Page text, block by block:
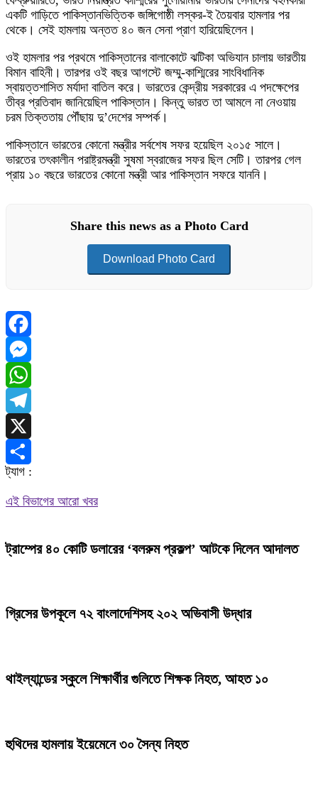
একটি গাড়িতে পাকিস্তানভিত্তিক জঙ্গিগোষ্ঠী লস্কর-ই তৈয়বার হামলার পর
থেকে। সেই হামলায় অন্তত ৪০ জন সেনা প্রাণ হারিয়েছিলেন।
ওই হামলার পর প্রথমে পাকিস্তানের বালাকোটে ঝটিকা অভিযান চালায় ভারতীয়
বিমান বাহিনী। তারপর ওই বছর আগস্টে জম্মু-কাশ্মিরের সাংবিধানিক
স্বায়ত্তশাসিত মর্যাদা বাতিল করে। ভারতের কেন্দ্রীয় সরকারের এ পদক্ষেপের
তীব্র প্রতিবাদ জানিয়েছিল পাকিস্তান। কিন্তু ভারত তা আমলে না নেওয়ায়
চরম তিক্ততায় পৌঁছায় দু’দেশের সম্পর্ক।
পাকিস্তানে ভারতের কোনো মন্ত্রীর সর্বশেষ সফর হয়েছিল ২০১৫ সালে।
ভারতের তৎকালীন পরাষ্ট্রমন্ত্রী সুষমা স্বরাজের সফর ছিল সেটি। তারপর গেল
প্রায় ১০ বছরে ভারতের কোনো মন্ত্রী আর পাকিস্তান সফরে যাননি।
Share this news as a Photo Card
Download Photo Card
Facebook
Messenger
WhatsApp
Telegram
X
Share
ট্যাগ :
এই বিভাগের আরো খবর
ট্রাম্পের ৪০ কোটি ডলারের ‘বলরুম প্রকল্প’ আটকে দিলেন আদালত
গ্রিসের উপকূলে ৭২ বাংলাদেশিসহ ২০২ অভিবাসী উদ্ধার
থাইল্যান্ডের স্কুলে শিক্ষার্থীর গুলিতে শিক্ষক নিহত, আহত ১০
হুথিদের হামলায় ইয়েমেনে ৩০ সৈন্য নিহত